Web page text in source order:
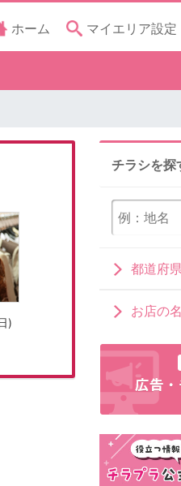
ホーム マイエリア設定
)
チラシを探
都道府
お店の